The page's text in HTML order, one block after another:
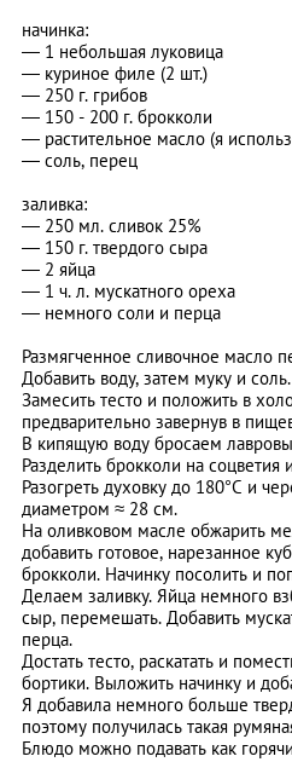
начинка:
— 1 небольшая луковица
— куриное филе (2 шт.)
— 250 г. грибов
— 150 - 200 г. брокколи
— растительное масло (я
— соль, перец
заливка:
— 250 мл. сливок 25%
— 150 г. твердого сыра
— 2 яйца
— 1 ч. л. мускатного ореха
— немного соли и перца
Размягченное сливочное масло
Добавить воду, затем муку и соль.
Замесить тесто и положить в
предварительно завернув в
В кипящую воду бросаем
Разделить брокколи на соцветия
Разогреть духовку до 180°С и
диаметром ≈ 28 см.
На оливковом масле обжарить
добавить готовое, нарезанное
брокколи. Начинку посолить и
Делаем заливку. Яйца немного
сыр, перемешать. Добавить
перца.
Достать тесто, раскатать и
бортики. Выложить начинку и
Я добавила немного больше
поэтому получилась такая
Блюдо можно подавать как